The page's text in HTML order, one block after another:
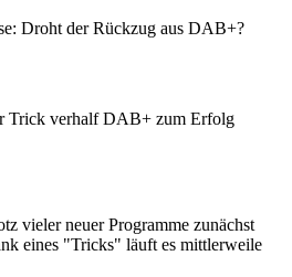
Droht der Rückzug aus DAB+?
Trick verhalf DAB+ zum Erfolg
vieler neuer Programme zunächst
eines "Tricks" läuft es mittlerweile